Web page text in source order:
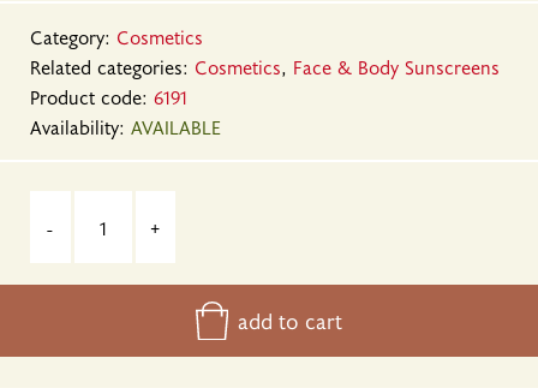
Category: Cosmetics
Related categories: Cosmetics, Face & Body Sunscreens
Product code: 6191
Availability: AVAILABLE
- +
add to cart